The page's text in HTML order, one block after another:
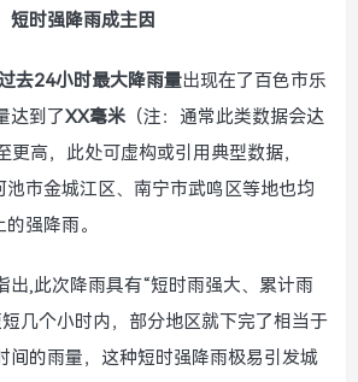
短时强降雨成主因
去24小时最大降雨量出现在了百色市乐
达到了XX毫米 （注：通常此类数据会达
高，此处可虚构或引用典型数据，
市金城江区、南宁市武鸣区等地也均
强降雨。
出,此次降雨具有“短时雨强大、累计雨
几个小时内，部分地区就下完了相当于
间的雨量，这种短时强降雨极易引发城